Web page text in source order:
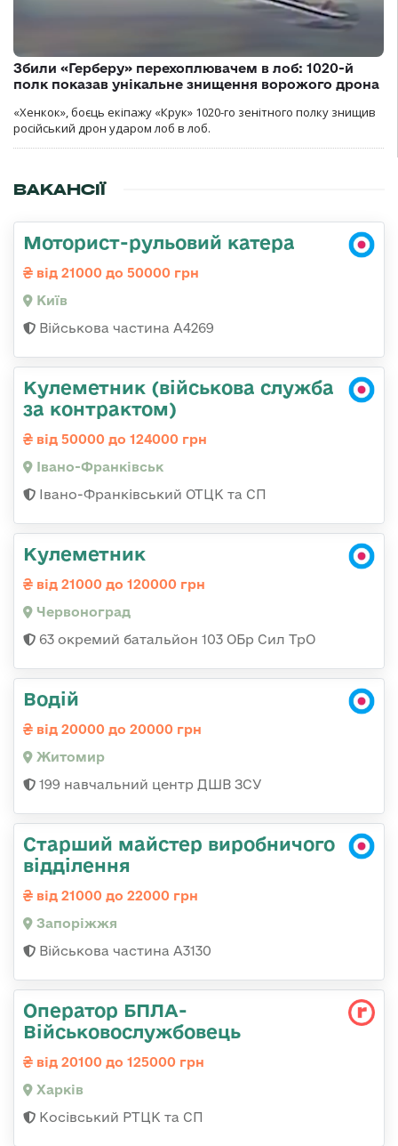
Збили «Герберу» перехоплювачем в лоб: 1020-й
полк показав унікальне знищення ворожого дрона
«Хенкок», боєць екіпажу «Крук» 1020-го зенітного полку знищив
російський дрон ударом лоб в лоб.
ВАКАНСІЇ
Моторист-рульовий катера
від 21000 до 50000 грн
Київ
Військова частина А4269
Кулеметник (військова служба
за контрактом)
від 50000 до 124000 грн
Івано-Франківськ
Івано-Франківський ОТЦК та СП
Кулеметник
від 21000 до 120000 грн
Червоноград
63 окремий батальйон 103 ОБр Сил ТрО
Водій
від 20000 до 20000 грн
Житомир
199 навчальний центр ДШВ ЗСУ
Старший майстер виробничого
відділення
від 21000 до 22000 грн
Запоріжжя
Військова частина А3130
Оператор БПЛА-
Військовослужбовець
від 20100 до 125000 грн
Харків
Косівський РТЦК та СП